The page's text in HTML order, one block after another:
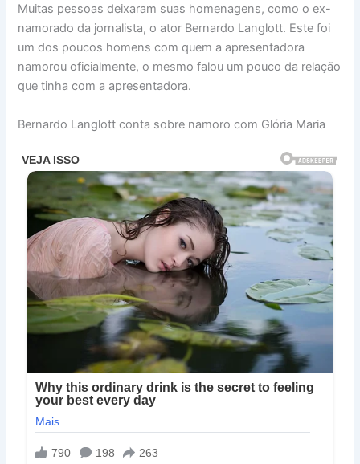
Muitas pessoas deixaram suas homenagens, como o ex-
namorado da jornalista, o ator Bernardo Langlott. Este foi
um dos poucos homens com quem a apresentadora
namorou oficialmente, o mesmo falou um pouco da relação
que tinha com a apresentadora.
Bernardo Langlott conta sobre namoro com Glória Maria